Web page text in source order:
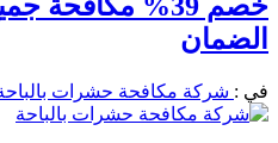
الضمان
في : شركة مكافحة حشرات